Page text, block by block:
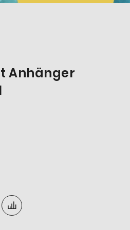
Anhänger